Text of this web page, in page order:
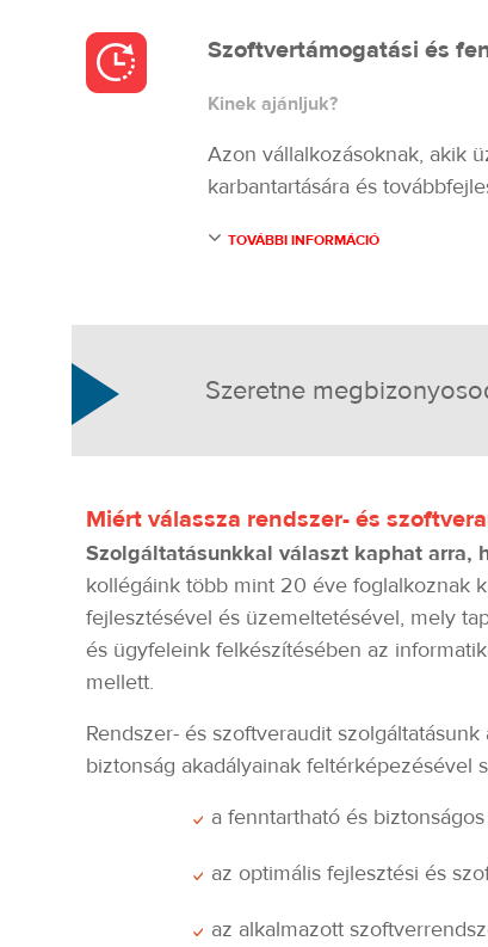
Szoftvertámogatási és
Kinek ajánljuk?
Azon vállalkozásoknak, akik
karbantartására és
TOVÁBBI INFORMÁCIÓ
Szeretne
Miért válassza rendszer- és
Szolgáltatásunkkal választ kaphat arra,
kollégáink több mint 20 éve foglalkoznak
fejlesztésével és üzemeltetésével, mely
és ügyfeleink felkészítésében az
mellett.
Rendszer- és szoftveraudit
biztonság akadályainak feltérképezésével
a fenntartható és
az optimális fejlesztési és
az alkalmazott